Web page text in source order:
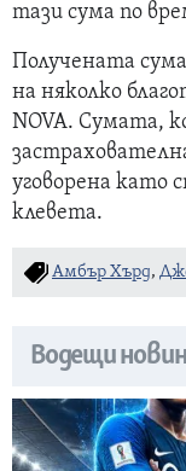
тази сума по
Получената
на няколко
NOVA. Сумата,
уговорена като
клевета.
Амбър Хърд,
Водещи